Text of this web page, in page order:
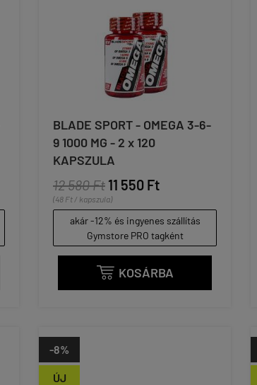
BLADE SPORT - OMEGA 3-6-
9 1000 MG - 2 x 120
KAPSZULA
12 580 Ft 11 550 Ft
(48 Ft / kapszula)
akár -12% és ingyenes szállítás
Gymstore PRO tagként
 KOSÁRBA
ÚJ
-8%